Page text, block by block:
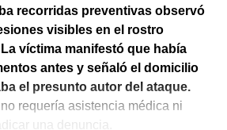
recorridas preventivas observó
visibles en el rostro
La víctima manifestó que había
antes y señaló el domicilio
el presunto autor del ataque.
requería asistencia médica ni